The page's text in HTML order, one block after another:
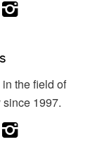
the field of
1997.